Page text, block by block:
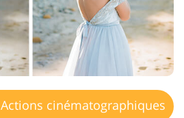
Actions cinématographiques